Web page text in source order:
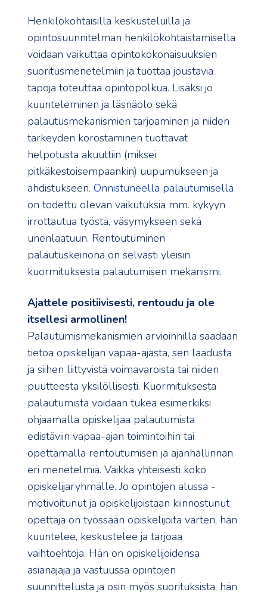
Henkilökohtaisilla keskusteluilla ja
opintosuunnitelman henkilökohtaistamisella
voidaan vaikuttaa opintokokonaisuuksien
suoritusmenetelmiin ja tuottaa joustavia
tapoja toteuttaa opintopolkua. Lisäksi jo
kuunteleminen ja läsnäolo sekä
palautusmekanismien tarjoaminen ja niiden
tärkeyden korostaminen tuottavat
helpotusta akuuttiin (miksei
pitkäkestoisempaankin) uupumukseen ja
ahdistukseen. Onnistuneella palautumisella
on todettu olevan vaikutuksia mm. kykyyn
irrottautua työstä, väsymykseen sekä
unenlaatuun. Rentoutuminen
palautuskeinona on selvästi yleisin
kuormituksesta palautumisen mekanismi.
Ajattele positiivisesti, rentoudu ja ole
itsellesi armollinen!
Palautumismekanismien arvioinnilla saadaan
tietoa opiskelijan vapaa-ajasta, sen laadusta
ja siihen liittyvistä voimavaroista tai niiden
puutteesta yksilöllisesti. Kuormituksesta
palautumista voidaan tukea esimerkiksi
ohjaamalla opiskelijaa palautumista
edistäviin vapaa-ajan toimintoihin tai
opettamalla rentoutumisen ja ajanhallinnan
eri menetelmiä. Vaikka yhteisesti koko
opiskelijaryhmälle. Jo opintojen alussa -
motivoitunut ja opiskelijoistaan kiinnostunut
opettaja on työssään opiskelijoita varten, hän
kuuntelee, keskustelee ja tarjoaa
vaihtoehtoja. Hän on opiskelijoidensa
asianajaja ja vastuussa opintojen
suunnittelusta ja osin myös suorituksista, hän